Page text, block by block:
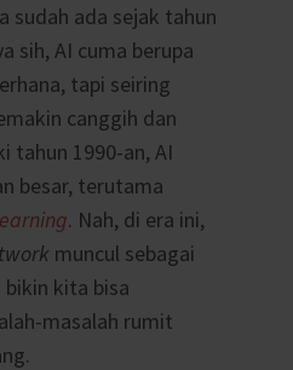
sudah ada sejak tahun
sih, AI cuma berupa
tapi seiring
canggih dan
tahun 1990-an, AI
besar, terutama
. Nah, di era ini,
muncul sebagai
kita bisa
masalah rumit